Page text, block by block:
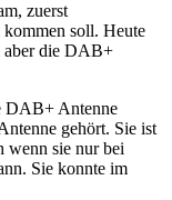
zuerst
soll. Heute
aber die DAB+
DAB+ Antenne
gehört. Sie ist
wenn sie nur bei
Sie konnte im